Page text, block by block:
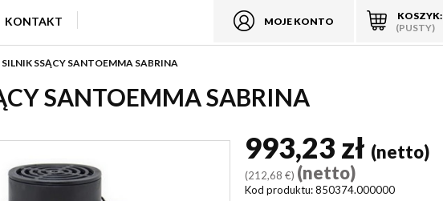
MOJE KONTO
KOSZYK:
(PUSTY)
KONTAKT
SILNIK SSĄCY SANTOEMMA SABRINA
SANTOEMMA SABRINA
993,23 zł (netto)
(212,68 €) (netto)
Kod produktu: 850374.000000